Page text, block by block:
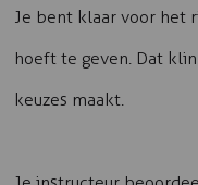
Je bent klaar voor het
hoeft te geven. Dat
keuzes maakt.